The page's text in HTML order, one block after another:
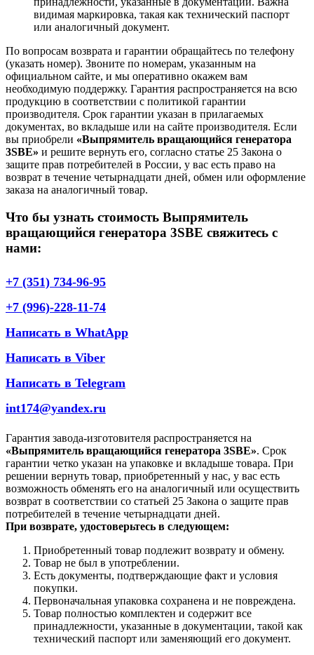
видимая маркировка, такая как технический паспорт
или аналогичный документ.
По вопросам возврата и гарантии обращайтесь по телефону
(указать номер). Звоните по номерам, указанным на
официальном сайте, и мы оперативно окажем вам
необходимую поддержку. Гарантия распространяется на всю
продукцию в соответствии с политикой гарантии
производителя. Срок гарантии указан в прилагаемых
документах, во вкладыше или на сайте производителя. Если
вы приобрели «Выпрямитель вращающийся генератора
3SBE» и решите вернуть его, согласно статье 25 Закона о
защите прав потребителей в России, у вас есть право на
возврат в течение четырнадцати дней, обмен или оформление
заказа на аналогичный товар.
Что бы узнать стоимость Выпрямитель
вращающийся генератора 3SBE свяжитесь с
нами:
+7 (351) 734-96-95
+7 (996)-228-11-74
Написать в WhatApp
Написать в Viber
Написать в Telegram
int174@yandex.ru
Гарантия завода-изготовителя распространяется на
«Выпрямитель вращающийся генератора 3SBE». Срок
гарантии четко указан на упаковке и вкладыше товара. При
решении вернуть товар, приобретенный у нас, у вас есть
возможность обменять его на аналогичный или осуществить
возврат в соответствии со статьей 25 Закона о защите прав
потребителей в течение четырнадцати дней.
При возврате, удостоверьтесь в следующем:
Приобретенный товар подлежит возврату и обмену.
Товар не был в употреблении.
Есть документы, подтверждающие факт и условия
покупки.
Первоначальная упаковка сохранена и не повреждена.
Товар полностью комплектен и содержит все
принадлежности, указанные в документации, такой как
технический паспорт или заменяющий его документ.